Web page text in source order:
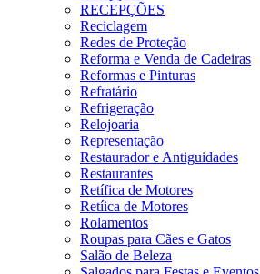
RECEPÇÕES
Reciclagem
Redes de Proteção
Reforma e Venda de Cadeiras
Reformas e Pinturas
Refratário
Refrigeração
Relojoaria
Representação
Restaurador e Antiguidades
Restaurantes
Retífica de Motores
Retíica de Motores
Rolamentos
Roupas para Cães e Gatos
Salão de Beleza